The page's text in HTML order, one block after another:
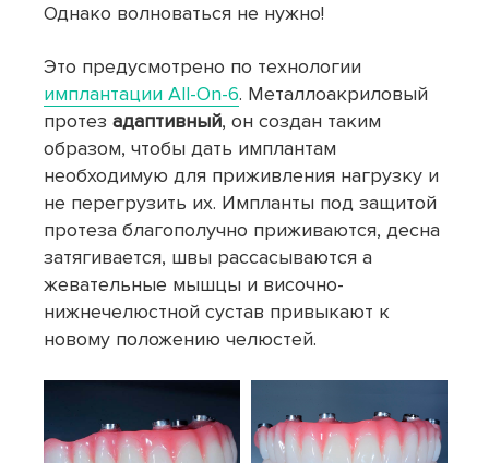
Однако волноваться не нужно!
Это предусмотрено по технологии
имплантации All-On-6. Металлоакриловый
протез адаптивный, он создан таким
образом, чтобы дать имплантам
необходимую для приживления нагрузку и
не перегрузить их. Импланты под защитой
протеза благополучно приживаются, десна
затягивается, швы рассасываются а
жевательные мышцы и височно-
нижнечелюстной сустав привыкают к
новому положению челюстей.